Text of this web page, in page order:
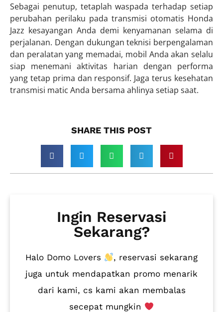
Sebagai penutup, tetaplah waspada terhadap setiap
perubahan perilaku pada transmisi otomatis Honda
Jazz kesayangan Anda demi kenyamanan selama di
perjalanan. Dengan dukungan teknisi berpengalaman
dan peralatan yang memadai, mobil Anda akan selalu
siap menemani aktivitas harian dengan performa
yang tetap prima dan responsif. Jaga terus kesehatan
transmisi matic Anda bersama ahlinya setiap saat.
SHARE THIS POST​
Ingin Reservasi
Sekarang?
Halo Domo Lovers
, reservasi sekarang
juga untuk mendapatkan promo menarik
dari kami, cs kami akan membalas
secepat mungkin